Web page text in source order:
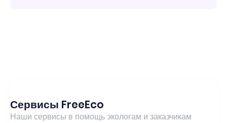
Сервисы FreeEco
Наши сервисы в помощь экологам и заказчикам